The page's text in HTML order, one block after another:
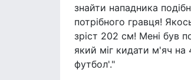
знайти нападника
потрібного гравця!
зріст 202 см! Мені був
який міг кидати м'яч на
футбол'."